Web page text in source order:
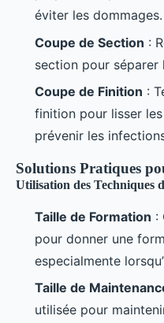
éviter les dommages.
Coupe de Section :
section pour séparer
Coupe de Finition :
finition pour lisser
prévenir les
Solutions Pratiques
Utilisation des Techniques
Taille de Formation :
pour donner une
especialmente
Taille de
utilisée pour